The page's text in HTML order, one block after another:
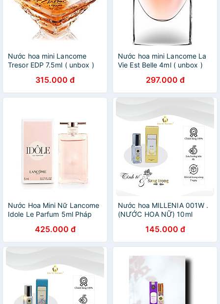
Nước hoa mini Lancome
Tresor EDP 7.5ml ( unbox )
315.000 đ
Nước hoa mini Lancome La
Vie Est Belle 4ml ( unbox )
297.000 đ
Nước Hoa Mini Nữ Lancome
Idole Le Parfum 5ml Pháp
425.000 đ
Nước hoa MILLENIA 001W .
(NƯỚC HOA NỮ) 10ml
145.000 đ